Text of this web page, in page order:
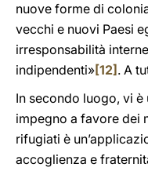
nuove forme di
vecchi e nuovi Paesi
irresponsabilità
indipendenti»[12] . A
In secondo luogo, vi è
impegno a favore dei
rifugiati è
accoglienza e